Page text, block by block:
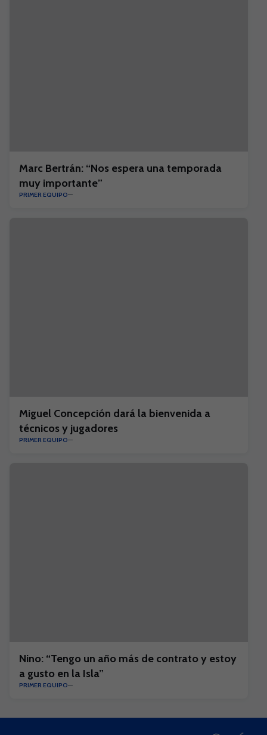
Marc Bertrán: “Nos espera una temporada
muy importante”
PRIMER EQUIPO
Miguel Concepción dará la bienvenida a
técnicos y jugadores
PRIMER EQUIPO
Nino: “Tengo un año más de contrato y estoy
a gusto en la Isla”
PRIMER EQUIPO